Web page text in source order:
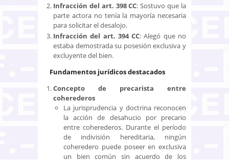
Infracción del art. 398 CC: Sostuvo que la
parte actora no tenía la mayoría necesaria
para solicitar el desalojo.
Infracción del art. 394 CC: Alegó que no
estaba demostrada su posesión exclusiva y
excluyente del bien.
Fundamentos jurídicos destacados
Concepto de precarista entre
coherederos
La jurisprudencia y doctrina reconocen
la acción de desahucio por precario
entre coherederos. Durante el período
de indivisión hereditaria, ningún
coheredero puede poseer en exclusiva
un bien común sin acuerdo de los